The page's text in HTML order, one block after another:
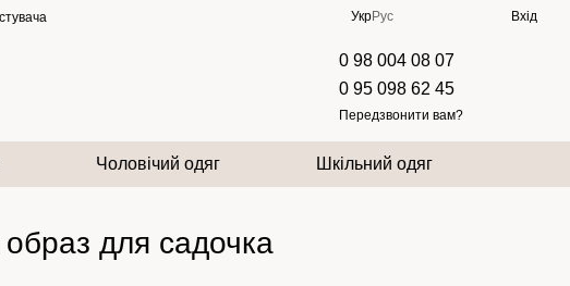
УкрРус Вхід
0 98 004 08 07
0 95 098 62 45
Передзвонити вам?
Чоловічий одяг Шкільний одяг
для садочка